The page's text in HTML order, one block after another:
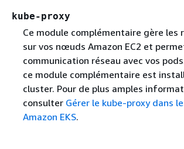
kube-proxy
Ce module complémentaire gère les
sur vos nœuds Amazon EC2 et
communication réseau avec vos
ce module complémentaire est
cluster. Pour de plus amples
consulter Gérer le kube-proxy dans
Amazon EKS.